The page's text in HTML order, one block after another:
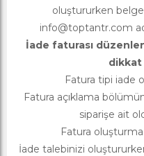
oluştururken
info@toptantr.com
İade faturası
dikkat
Fatura tipi iade
Fatura açıklama
siparişe ait
Fatura
İade talebinizi